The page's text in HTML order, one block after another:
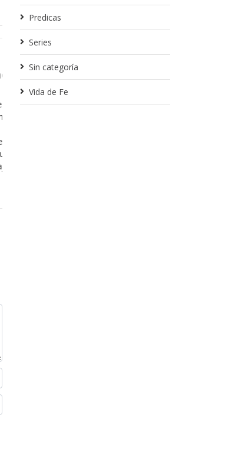
a
de
de
y
Para partir de donde nos
tema, pero creo que es importante que
Predicas
Series
Sin categoría
Vida de Fe